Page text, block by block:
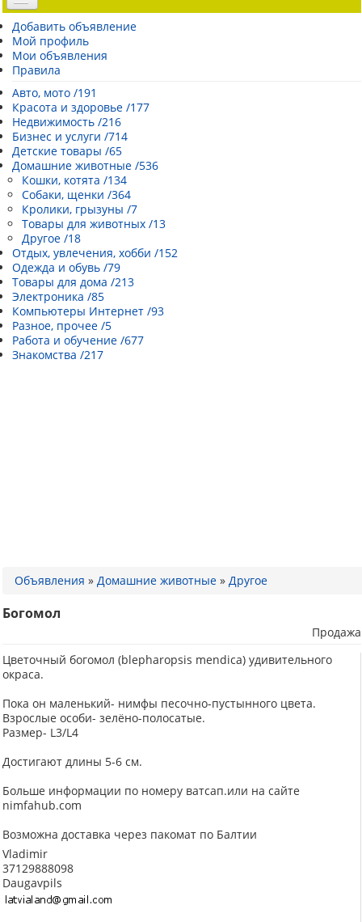
Доска объявлений
Погода Эстонии
Открытки
Каталог сайтов
| Регистрация |
Добавить объявление
Мой профиль
Мои объявления
Правила
Авто, мото /191
Красота и здоровье /177
Недвижимость /216
Бизнес и услуги /714
Детские товары /65
Домашние животные /536
Кошки, котята /134
Собаки, щенки /364
Кролики, грызуны /7
Товары для животных /13
Другое /18
Отдых, увлечения, хобби /152
Одежда и обувь /79
Товары для дома /213
Электроника /85
Компьютеры Интернет /93
Разное, прочее /5
Работа и обучение /677
Знакомства /217
Объявления » Домашние животные » Другое
Богомол
Продажа
Цветочный богомол (blepharopsis mendica) удивительного
окраса.
Пока он маленький- нимфы песочно-пустынного цвета.
Взрослые особи- зелёно-полосатые.
Размер- L3/L4
Достигают длины 5-6 см.
Больше информации по номеру ватсап.или на сайте
nimfahub.com
Возможна доставка через пакомат по Балтии
Vladimir
37129888098
Daugavpils